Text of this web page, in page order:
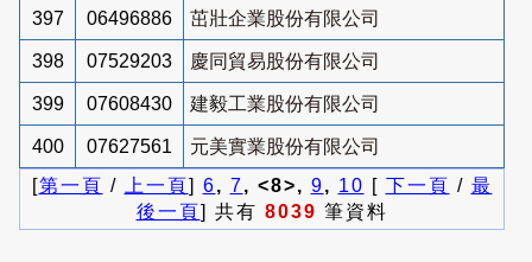
397 06496886 茁壯企業股份有限公司
398 07529203 慶同貿易股份有限公司
399 07608430 建毅工業股份有限公司
400 07627561
元美實業股份有限公司
[第一頁 / 上一頁] 6, 7, <8>, 9, 10 [ 下一頁 / 最
後一頁] 共有 8039 筆資料